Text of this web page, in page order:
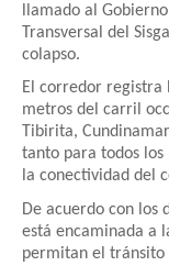
llamado al
Transversal del
colapso.
El corredor registra
metros del carril
Tibirita,
tanto para todos los
la conectividad del
De acuerdo con los
está encaminada a
permitan el tránsito